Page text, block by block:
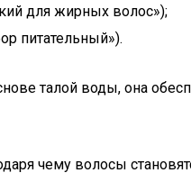
для жирных волос»);
питательный»).
талой воды, она
чему волосы